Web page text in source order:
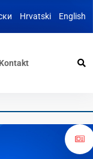
Hrvatski English
Kontakt